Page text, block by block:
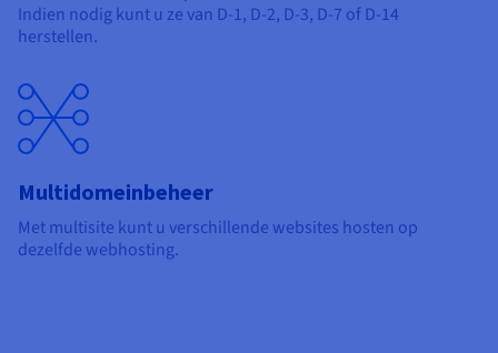
Indien nodig kunt u ze van D-1, D-2, D-3, D-7 of D-14
herstellen.
Multidomeinbeheer
Met multisite kunt u verschillende websites hosten op
dezelfde webhosting.